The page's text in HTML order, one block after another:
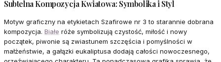
Subtelna Kompozycja Kwiatowa: Symbolika i Styl
Motyw graficzny na etykietach Szafirowe nr 3 to starannie dobrana
kompozycja. Białe róże symbolizują czystość, miłość i nowy
początek, piwonie są zwiastunem szczęścia i pomyślności w
małżeństwie, a gałązki eukaliptusa dodają całości nowoczesnego,